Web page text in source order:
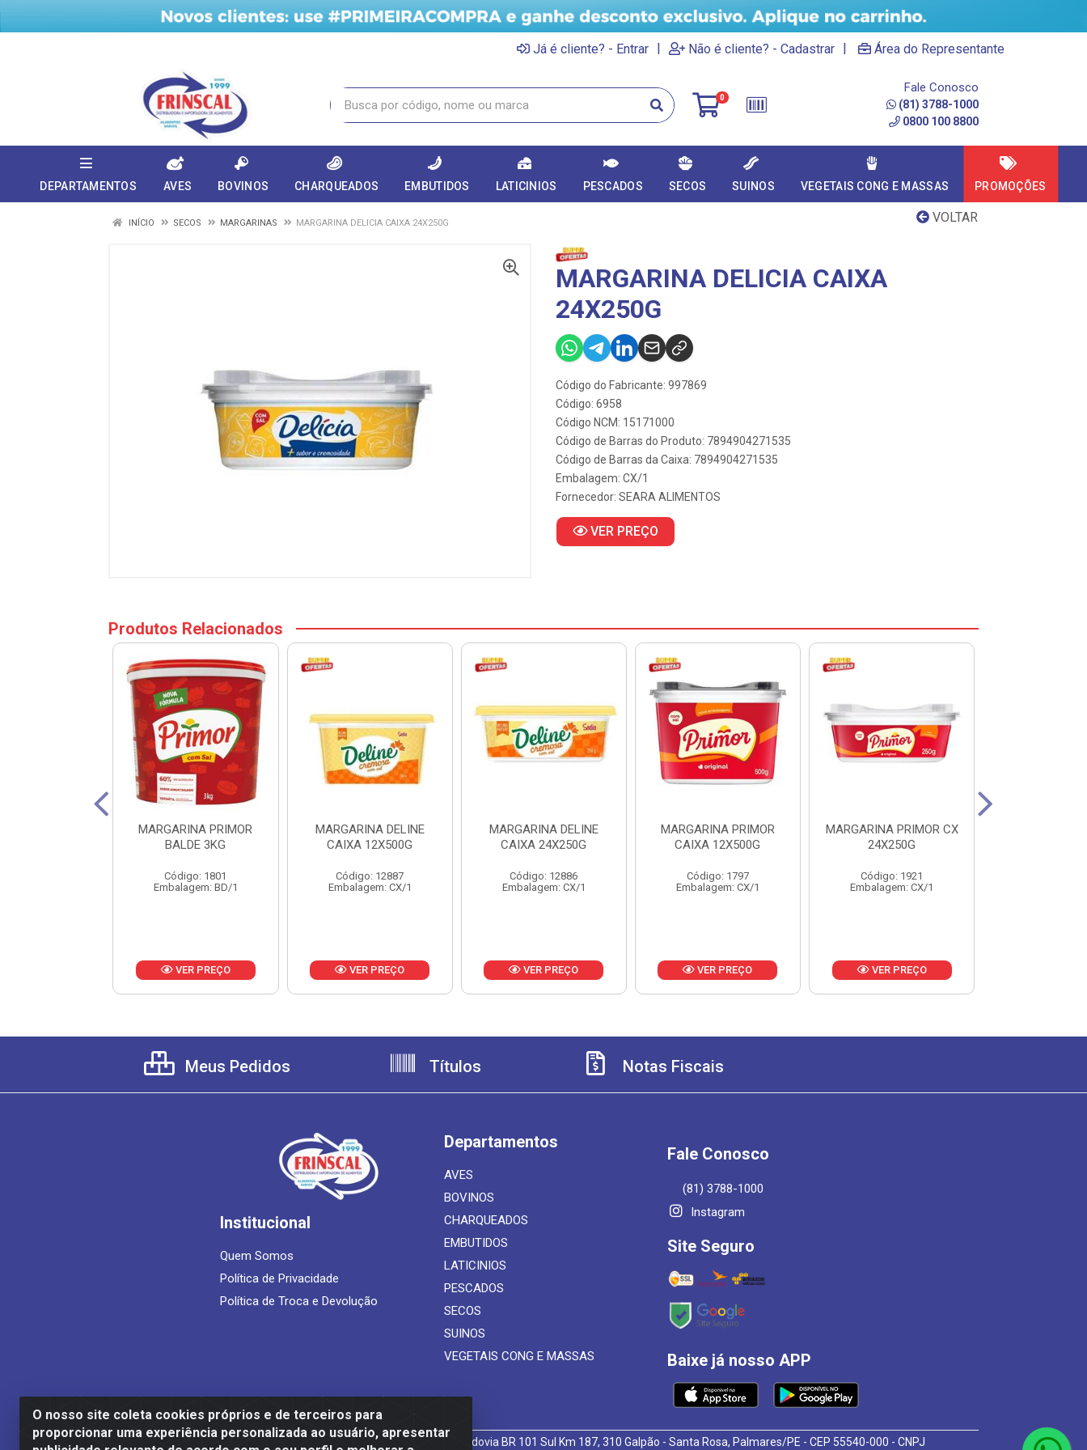
Já é cliente? - Entrar | Não é cliente? - Cadastrar | Área do Representante
0
Fale Conosco
(81) 3788-1000
0800 100 8800
DEPARTAMENTOS AVES BOVINOS CHARQUEADOS EMBUTIDOS LATICINIOS PESCADOS SECOS SUINOS VEGETAIS CONG E MASSAS PROMOÇÕES
VOLTAR
INÍCIO SECOS MARGARINAS MARGARINA DELICIA CAIXA 24X250G
MARGARINA DELICIA CAIXA
24X250G
Código do Fabricante: 997869
Código: 6958
Código NCM: 15171000
Código de Barras do Produto: 7894904271535
Código de Barras da Caixa: 7894904271535
Embalagem: CX/1
Fornecedor: SEARA ALIMENTOS
VER PREÇO
Produtos Relacionados
MARGARINA PRIMOR
BALDE 3KG
Código: 1801
Embalagem: BD/1
VER PREÇO
MARGARINA DELINE
CAIXA 12X500G
Código: 12887
Embalagem: CX/1
VER PREÇO
MARGARINA DELINE
CAIXA 24X250G
Código: 12886
Embalagem: CX/1
VER PREÇO
MARGARINA PRIMOR
CAIXA 12X500G
Código: 1797
Embalagem: CX/1
VER PREÇO
MARGARINA PRIMOR CX
24X250G
Código: 1921
Embalagem: CX/1
VER PREÇO
O nosso site coleta cookies próprios e de terceiros para
proporcionar uma experiência personalizada ao usuário, apresentar
Meus Pedidos Títulos Notas Fiscais
Institucional
Quem Somos
Política de Privacidade
Política de Troca e Devolução
Departamentos
AVES
BOVINOS
CHARQUEADOS
EMBUTIDOS
LATICINIOS
PESCADOS
SECOS
SUINOS
VEGETAIS CONG E MASSAS
Fale Conosco
(81) 3788-1000
Instagram
Site Seguro
Baixe já nosso APP
Frinscal - Distribuidora e Importadora de Alimentos LTDA - Rodovia BR 101 Sul Km 187, 310 Galpão - Santa Rosa, Palmares/PE - CEP 55540-000 - CNPJ